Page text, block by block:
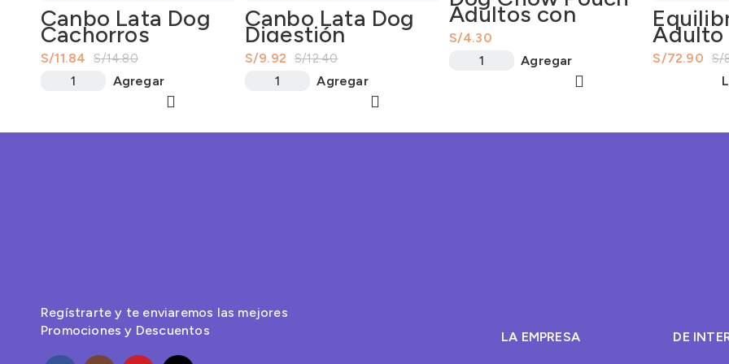
Canbo Lata Dog
Cachorros
Hipoalergénico
330Gr
S/14.80
S/11.84
Agregar
Canbo Lata Dog
Digestión
Saludable 330Gr
S/12.40
S/9.92
Agregar
Adultos con
Salmón 100Gr
S/
Agregar
Adulto
S/
S/72.90
Regístrarte y te enviaremos las mejores
Promociones y Descuentos
LA EMPRESA DE